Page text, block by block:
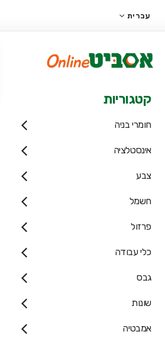
עברית
קטגוריות
חומרי בניה
אינסטלציה
צבע
חשמל
פרזול
כלי עבודה
גבס
שונות
אמבטיה